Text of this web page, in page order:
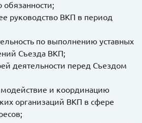
руководство ВКП в период
по выполнению уставных
Съезда ВКП;
деятельности перед Съездом
и координацию
организаций ВКП в сфере